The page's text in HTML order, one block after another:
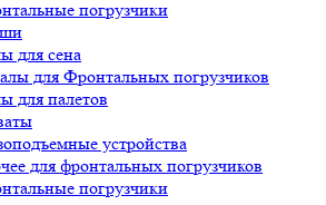
погрузчики
для сена
для Фронтальных погрузчиков
для палетов
устройства
для фронтальных погрузчиков
погрузчики